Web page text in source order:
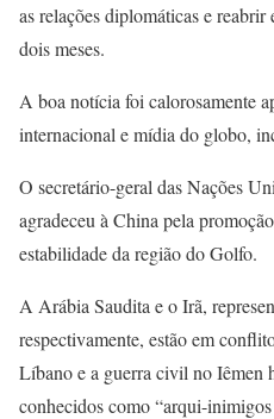
as relações diplomáticas e
dois meses.
A boa notícia foi calorosamente
internacional e mídia do globo,
O secretário-geral das Nações
agradeceu à China pela
estabilidade da região do Golfo.
A Arábia Saudita e o Irã,
respectivamente, estão em
Líbano e a guerra civil no Iêmen
conhecidos como “arqui-